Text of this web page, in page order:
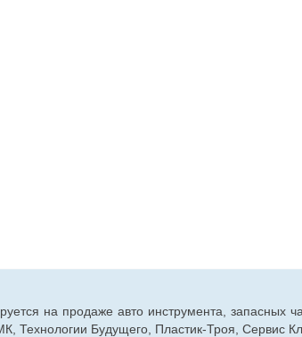
на продаже авто инструмента, запасных
Технологии Будущего, Пластик-Троя, Сервис